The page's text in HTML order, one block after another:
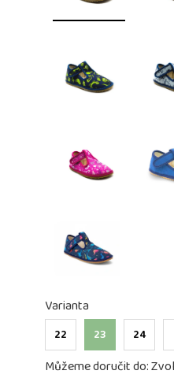
Varianta
22 23 24
Můžeme doručit do: